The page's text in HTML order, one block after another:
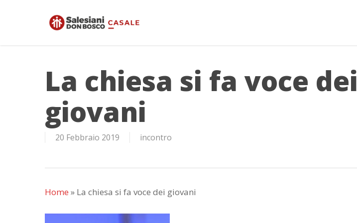
La chiesa si fa voce dei
giovani
20 Febbraio 2019 incontro
Home » La chiesa si fa voce dei giovani